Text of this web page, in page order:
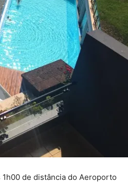
1h00 de distância do Aeroporto